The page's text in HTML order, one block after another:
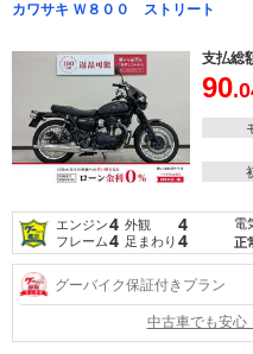
カワサキ Ｗ８００ ストリート
支払総
90
エンジン4 外観 4
フレーム4 足まわり 4
電
正
グーバイク保証付きプラン
中古車でも安心